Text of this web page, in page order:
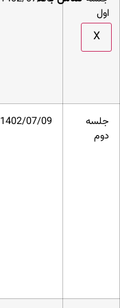
X
اول
جلسه
دوم
1402/07/09